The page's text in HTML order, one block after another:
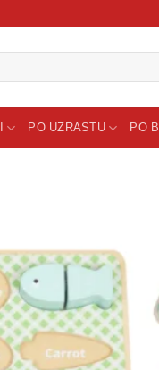
PO UZRASTU PO